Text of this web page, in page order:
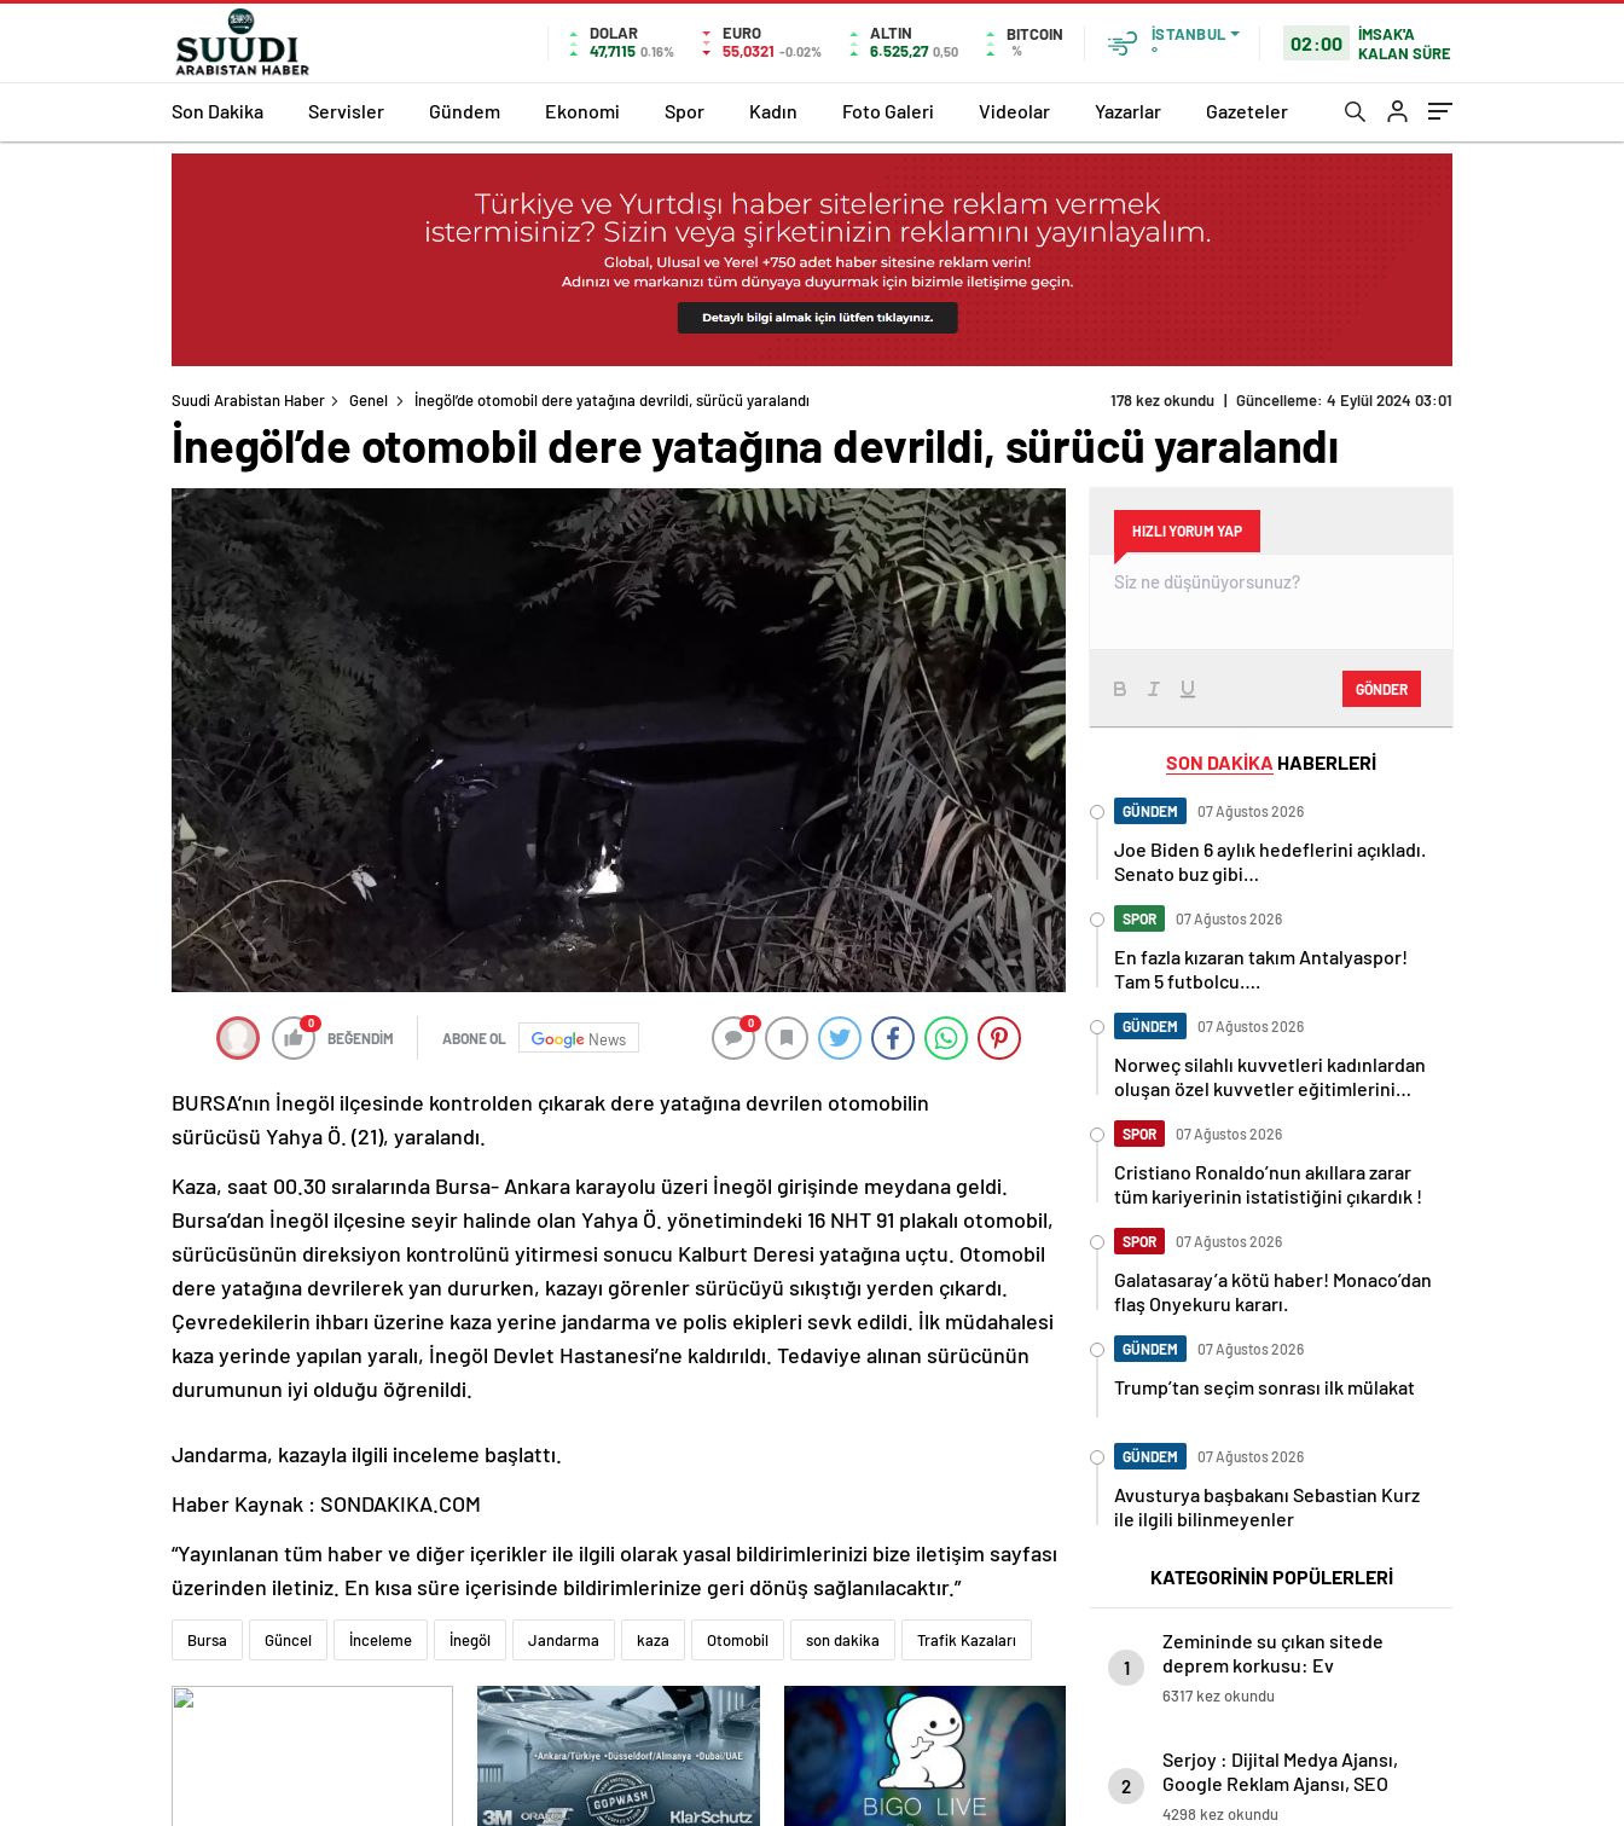
DOLAR
47,7115 0.16%
EURO
55,0321 -0.02%
ALTIN
6.525,27 0,50
BITCOIN
%
İSTANBUL
°
02:00
İMSAK'A
KALAN SÜRE
Son Dakika Servisler Gündem Ekonomi Spor Kadın Foto Galeri Videolar Yazarlar Gazeteler
Suudi Arabistan Haber Genel İnegöl’de otomobil dere yatağına devrildi, sürücü yaralandı 178 kez okundu | Güncelleme: 4 Eylül 2024 03:01
İnegöl’de otomobil dere yatağına devrildi, sürücü yaralandı
0
BEĞENDİM ABONE OL News
0
BURSA’nın İnegöl ilçesinde kontrolden çıkarak dere yatağına devrilen otomobilin
sürücüsü Yahya Ö. (21), yaralandı.
Kaza, saat 00.30 sıralarında Bursa- Ankara karayolu üzeri İnegöl girişinde meydana geldi.
Bursa’dan İnegöl ilçesine seyir halinde olan Yahya Ö. yönetimindeki 16 NHT 91 plakalı otomobil,
sürücüsünün direksiyon kontrolünü yitirmesi sonucu Kalburt Deresi yatağına uçtu. Otomobil
dere yatağına devrilerek yan dururken, kazayı görenler sürücüyü sıkıştığı yerden çıkardı.
Çevredekilerin ihbarı üzerine kaza yerine jandarma ve polis ekipleri sevk edildi. İlk müdahalesi
kaza yerinde yapılan yaralı, İnegöl Devlet Hastanesi’ne kaldırıldı. Tedaviye alınan sürücünün
durumunun iyi olduğu öğrenildi.
Jandarma, kazayla ilgili inceleme başlattı.
Haber Kaynak : SONDAKIKA.COM
“Yayınlanan tüm haber ve diğer içerikler ile ilgili olarak yasal bildirimlerinizi bize iletişim sayfası
üzerinden iletiniz. En kısa süre içerisinde bildirimlerinize geri dönüş sağlanılacaktır.”
Bursa Güncel İnceleme İnegöl Jandarma kaza Otomobil son dakika Trafik Kazaları
HIZLI YORUM YAP
GÖNDER
SON DAKİKA HABERLERİ
GÜNDEM 07 Ağustos 2026
Joe Biden 6 aylık hedeflerini açıkladı.
Senato buz gibi…
SPOR 07 Ağustos 2026
En fazla kızaran takım Antalyaspor!
Tam 5 futbolcu….
GÜNDEM 07 Ağustos 2026
Norweç silahlı kuvvetleri kadınlardan
oluşan özel kuvvetler eğitimlerini
SPOR 07 Ağustos 2026
Cristiano Ronaldo’nun akıllara zarar
tüm kariyerinin istatistiğini çıkardık !
SPOR 07 Ağustos 2026
Galatasaray’a kötü haber! Monaco’dan
flaş Onyekuru kararı.
GÜNDEM 07 Ağustos 2026
Trump’tan seçim sonrası ilk mülakat
GÜNDEM 07 Ağustos 2026
Avusturya başbakanı Sebastian Kurz
ile ilgili bilinmeyenler
KATEGORİNİN POPÜLERLERİ
1
Zemininde su çıkan sitede
deprem korkusu: Ev
almadığımız, bir mezar aldığımız
6317 kez okundu
2
Serjoy : Dijital Medya Ajansı,
Google Reklam Ajansı, SEO
Ajansı ve Web Tasarım Ajansı
4298 kez okundu